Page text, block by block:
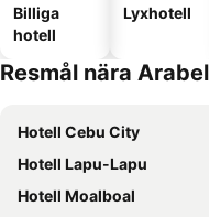
Billiga
hotell
Lyxhotell
Resmål nära
Hotell Cebu City
Hotell Lapu-Lapu
Hotell Moalboal